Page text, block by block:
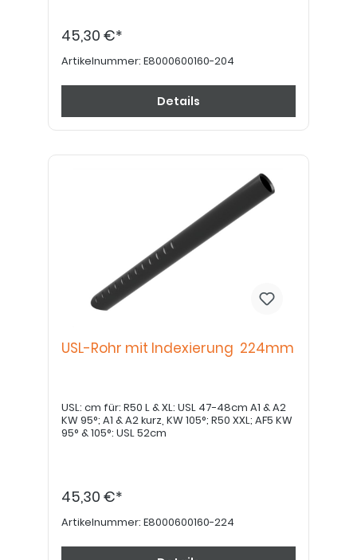
45,30 €*
Artikelnummer: E8000600160-204
Details
USL-Rohr mit Indexierung 224mm
USL: cm für: R50 L & XL: USL 47-48cm A1 & A2
KW 95°; A1 & A2 kurz, KW 105°; R50 XXL; AF5 KW
95° & 105°: USL 52cm
45,30 €*
Artikelnummer: E8000600160-224